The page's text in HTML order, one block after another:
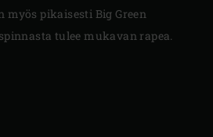
myös pikaisesti Big Green
tulee mukavan rapea.